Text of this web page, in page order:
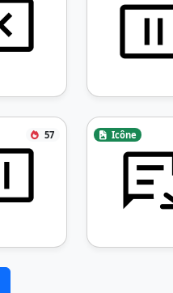
57 Icône